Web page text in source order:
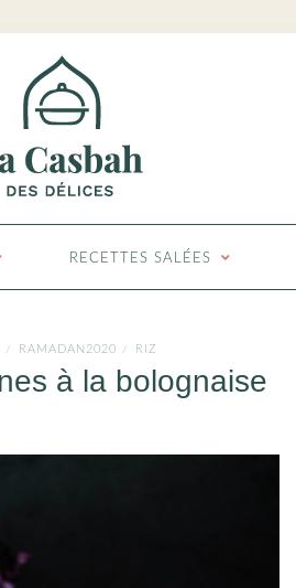
RECETTES SALÉES
/ RAMADAN2020 / RIZ
à la bolognaise